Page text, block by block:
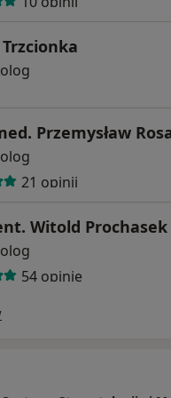
Przemysław
21 opinii
Witold Prochasek
54 opinie